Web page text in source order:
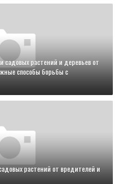
растений и деревьев от
способы борьбы с
растений от вредителей и